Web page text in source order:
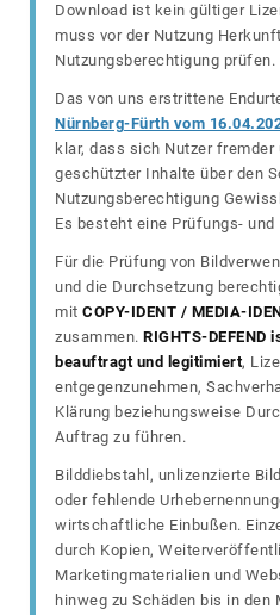
Download ist kein gültiger
muss vor der Nutzung
Nutzungsberechtigung prüfen.
Das von uns erstrittene
Nürnberg-Fürth vom
klar, dass sich Nutzer
geschützter Inhalte über den
Nutzungsberechtigung
Es besteht eine Prüfungs-
Für die Prüfung von
und die Durchsetzung
mit COPY-IDENT / MEDIA-
zusammen. RIGHTS-
beauftragt und legitimiert,
entgegenzunehmen,
Klärung beziehungsweise
Auftrag zu führen.
Bilddiebstahl, unlizenzierte
oder fehlende
wirtschaftliche Einbußen.
durch Kopien,
Marketingmaterialien und
hinweg zu Schäden bis in den